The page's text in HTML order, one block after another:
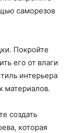
саморезов
Покройте
его от влаги
интерьера
материалов.
создать
которая